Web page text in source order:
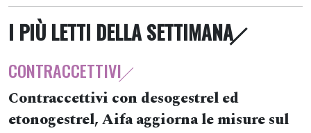
I PIÙ LETTI DELLA SETTIMANA
CONTRACCETTIVI
Contraccettivi con desogestrel ed
etonogestrel, Aifa aggiorna le misure sul